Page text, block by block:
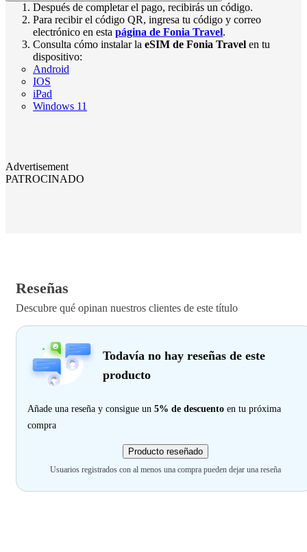
Después de completar el pago, recibirás un código.
Para recibir el código QR, ingresa tu código y correo
electrónico en esta página de Fonia Travel.
Consulta cómo instalar la eSIM de Fonia Travel en tu
dispositivo:
Android
IOS
iPad
Windows 11
Advertisement
PATROCINADO
Reseñas
Descubre qué opinan nuestros clientes de este título
Todavía no hay reseñas de este
producto
Añade una reseña y consigue un 5% de descuento en tu próxima
compra
Producto reseñado
Usuarios registrados con al menos una compra pueden dejar una reseña